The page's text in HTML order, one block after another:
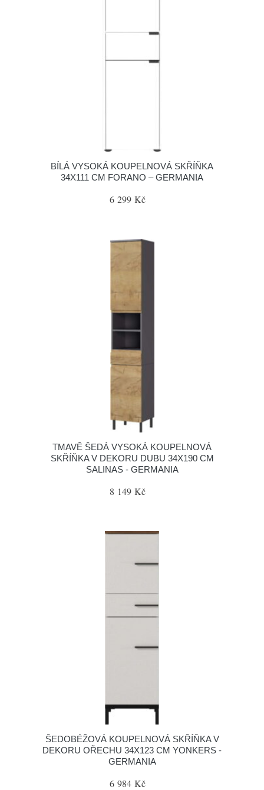
BÍLÁ VYSOKÁ KOUPELNOVÁ SKŘÍŇKA
34X111 CM FORANO – GERMANIA
6 299 Kč
TMAVĚ ŠEDÁ VYSOKÁ KOUPELNOVÁ
SKŘÍŇKA V DEKORU DUBU 34X190 CM
SALINAS - GERMANIA
8 149 Kč
ŠEDOBÉŽOVÁ KOUPELNOVÁ SKŘÍŇKA V
DEKORU OŘECHU 34X123 CM YONKERS -
GERMANIA
6 984 Kč